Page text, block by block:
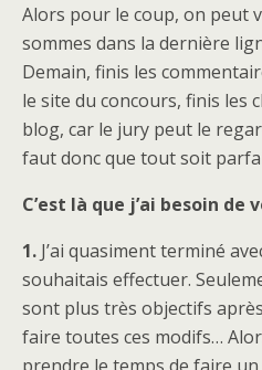
Alors pour le coup, on peut
sommes dans la dernière
Demain, finis les
le site du concours, finis les
blog, car le jury peut le
faut donc que tout soit
C’est là que j’ai besoin de
1. J’ai quasiment terminé
souhaitais effectuer.
sont plus très objectifs
faire toutes ces modifs…